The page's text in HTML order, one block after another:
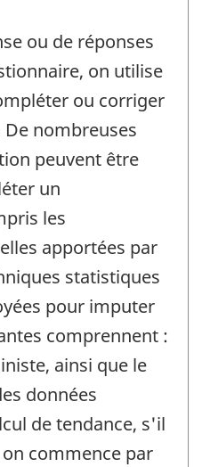
ou de réponses
on utilise
ou corriger
nombreuses
peuvent être
un
les
apportées par
statistiques
pour imputer
comprennent :
ainsi que le
données
de tendance, s'il
commence par